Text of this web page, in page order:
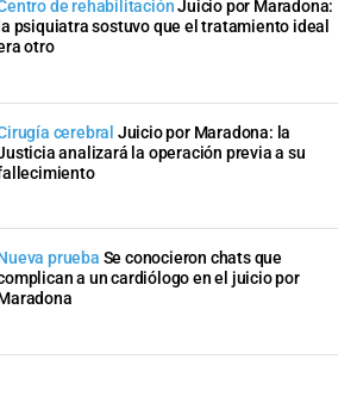
de rehabilitaciónJuicio por Maradona:
psiquiatra sostuvo que el tratamiento ideal
otro
cerebral Juicio por Maradona: la
analizará la operación previa a su
prueba Se conocieron chats que
a un cardiólogo en el juicio por